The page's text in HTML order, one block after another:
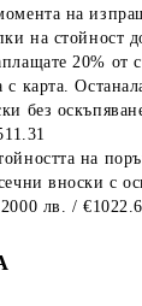
на
на стойност
20% от
карта.
без
на
вноски с
лв. /